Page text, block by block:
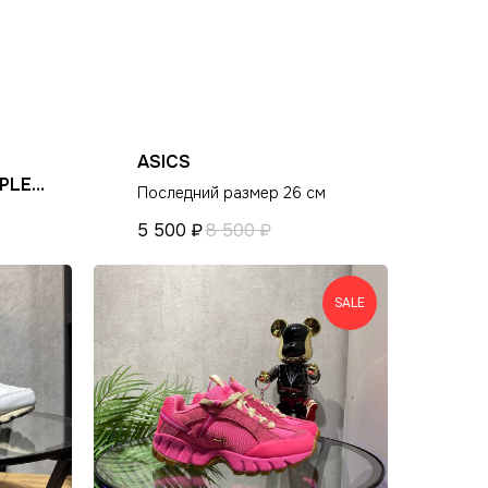
ASICS
Последний размер 26 см
5 500 ₽8 500₽
SALE